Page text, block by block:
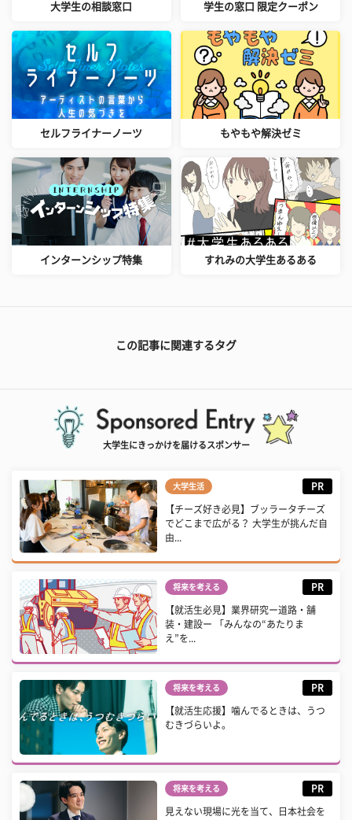
大学生の相談窓口 学生の窓口 限定クーポン
セルフライナーノーツ もやもや解決ゼミ
インターンシップ特集 すれみの大学生あるある
この記事に関連するタグ
大学生にきっかけを届けるスポンサー
大学生活 PR
【チーズ好き必見】ブッラータチーズ
でどこまで広がる？ 大学生が挑んだ自
由...
将来を考える PR
【就活生必見】業界研究ー道路・舗
装・建設ー 「みんなの“あたりま
え”を...
将来を考える PR
【就活生応援】噛んでるときは、うつ
むきづらいよ。
将来を考える PR
見えない現場に光を当て、日本社会を